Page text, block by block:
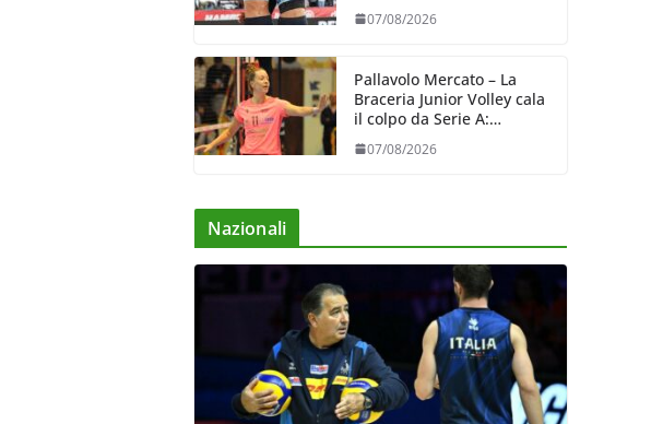
07/08/2026
Pallavolo Mercato – La
Braceria Junior Volley cala
il colpo da Serie A:
Barbara Varaldo è il nuovo
riferimento dell’attacco
07/08/2026
Nazionali